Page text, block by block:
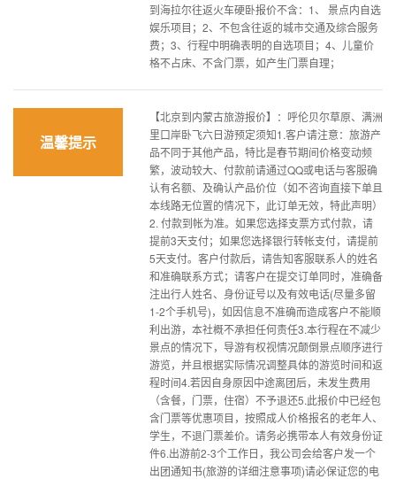
到海拉尔往返火车硬卧报价不含：1、 景点内自选
娱乐项目；2、不包含往返的城市交通及综合服务
费；3、行程中明确表明的自选项目；4、儿童价
格不占床、不含门票，如产生门票自理；
温馨提示
【北京到内蒙古旅游报价】：呼伦贝尔草原、满洲
里口岸卧飞六日游预定须知1.客户请注意：旅游产
品不同于其他产品，特比是春节期间价格变动频
繁，波动较大、付款前请通过QQ或电话与客服确
认有名额、及确认产品价位（如不咨询直接下单且
本线路无位置的情况下，此订单无效，特此声明）
2. 付款到帐为准。如果您选择支票方式付款，请
提前3天支付；如果您选择银行转帐支付，请提前
5天支付。客户付款后，请告知客服联系人的姓名
和准确联系方式；请客户在提交订单同时，准确备
注出行人姓名、身份证号以及有效电话(尽量多留
1-2个手机号)，如因信息不准确而造成客户不能顺
利出游，本社概不承担任何责任3.本行程在不减少
景点的情况下，导游有权视情况颠倒景点顺序进行
游览，并且根据实际情况调整具体的游览时间和返
程时间4.若因自身原因中途离团后，未发生费用
（含餐，门票，住宿）不予退还5.此报价中已经包
含门票等优惠项目，按照成人价格报名的老年人、
学生，不退门票差价。请务必携带本人有效身份证
件6.出游前2-3个工作日，我公司会给客户发一个
出团通知书(旅游的详细注意事项)请必保证您的电